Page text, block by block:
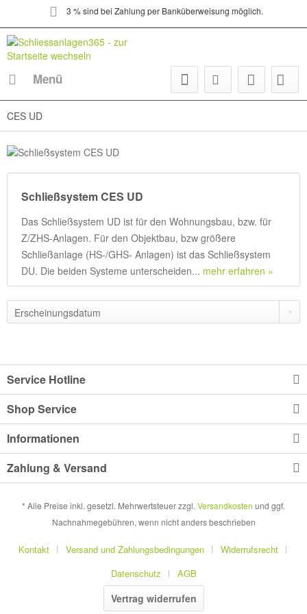
3 % sind bei Zahlung per Banküberweisung möglich.
Menü
CES UD
Schließsystem CES UD
Das Schließsystem UD ist für den Wohnungsbau, bzw. für
Z/ZHS-Anlagen. Für den Objektbau, bzw größere
Schließanlage (HS-/GHS- Anlagen) ist das Schließsystem
DU. Die beiden Systeme unterscheiden... mehr erfahren »
Service Hotline
Shop Service
Informationen
Zahlung & Versand
* Alle Preise inkl. gesetzl. Mehrwertsteuer zzgl. Versandkosten und ggf.
Nachnahmegebühren, wenn nicht anders beschrieben
Kontakt Versand und Zahlungsbedingungen
Widerrufsrecht
Datenschutz
AGB
Vertrag widerrufen